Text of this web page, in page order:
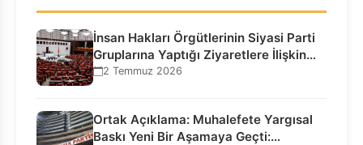
İnsan Hakları Örgütlerinin Siyasi Parti
Gruplarına Yaptığı Ziyaretlere İlişkin
Bilgilendirme…
2 Temmuz 2026
Ortak Açıklama: Muhalefete Yargısal
Baskı Yeni Bir Aşamaya Geçti: